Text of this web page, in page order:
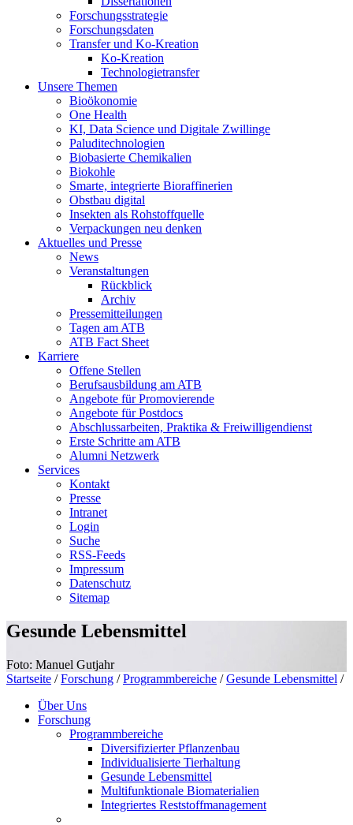
Forschungsstrategie
Forschungsdaten
Transfer und Ko-Kreation
Ko-Kreation
Technologietransfer
Unsere Themen
Bioökonomie
One Health
KI, Data Science und Digitale Zwillinge
Paluditechnologien
Biobasierte Chemikalien
Biokohle
Smarte, integrierte Bioraffinerien
Obstbau digital
Insekten als Rohstoffquelle
Verpackungen neu denken
Aktuelles und Presse
News
Veranstaltungen
Rückblick
Archiv
Pressemitteilungen
Tagen am ATB
ATB Fact Sheet
Karriere
Offene Stellen
Berufsausbildung am ATB
Angebote für Promovierende
Angebote für Postdocs
Abschlussarbeiten, Praktika & Freiwilligendienst
Erste Schritte am ATB
Alumni Netzwerk
Services
Kontakt
Presse
Intranet
Login
Suche
RSS-Feeds
Impressum
Datenschutz
Sitemap
Gesunde Lebensmittel
Foto: Manuel Gutjahr
Startseite / Forschung / Programmbereiche / Gesunde Lebensmittel /
Über Uns
Forschung
Programmbereiche
Diversifizierter Pflanzenbau
Individualisierte Tierhaltung
Gesunde Lebensmittel
Multifunktionale Biomaterialien
Integriertes Reststoffmanagement